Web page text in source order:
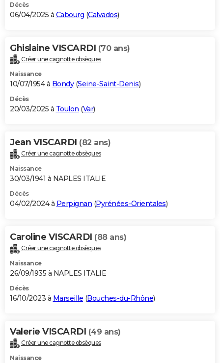
Décès
06/04/2025 à Cabourg (Calvados)
Ghislaine VISCARDI (70 ans)
Créer une cagnotte obsèques
Naissance
10/07/1954 à Bondy(Seine-Saint-Denis)
Décès
20/03/2025 à Toulon (Var)
Jean VISCARDI (82 ans)
Créer une cagnotte obsèques
Naissance
30/03/1941 à NAPLES ITALIE
Décès
04/02/2024 à Perpignan (Pyrénées-Orientales)
Caroline VISCARDI (88 ans)
Créer une cagnotte obsèques
Naissance
26/09/1935 à NAPLES ITALIE
Décès
16/10/2023 à Marseille (Bouches-du-Rhône)
Valerie VISCARDI (49 ans)
Créer une cagnotte obsèques
Naissance